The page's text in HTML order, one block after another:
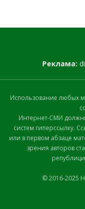
Реклама:
Использование любых
Интернет-СМИ
систем гиперссылку.
или в первом абзаце
зрения авторов
© 2016-2025